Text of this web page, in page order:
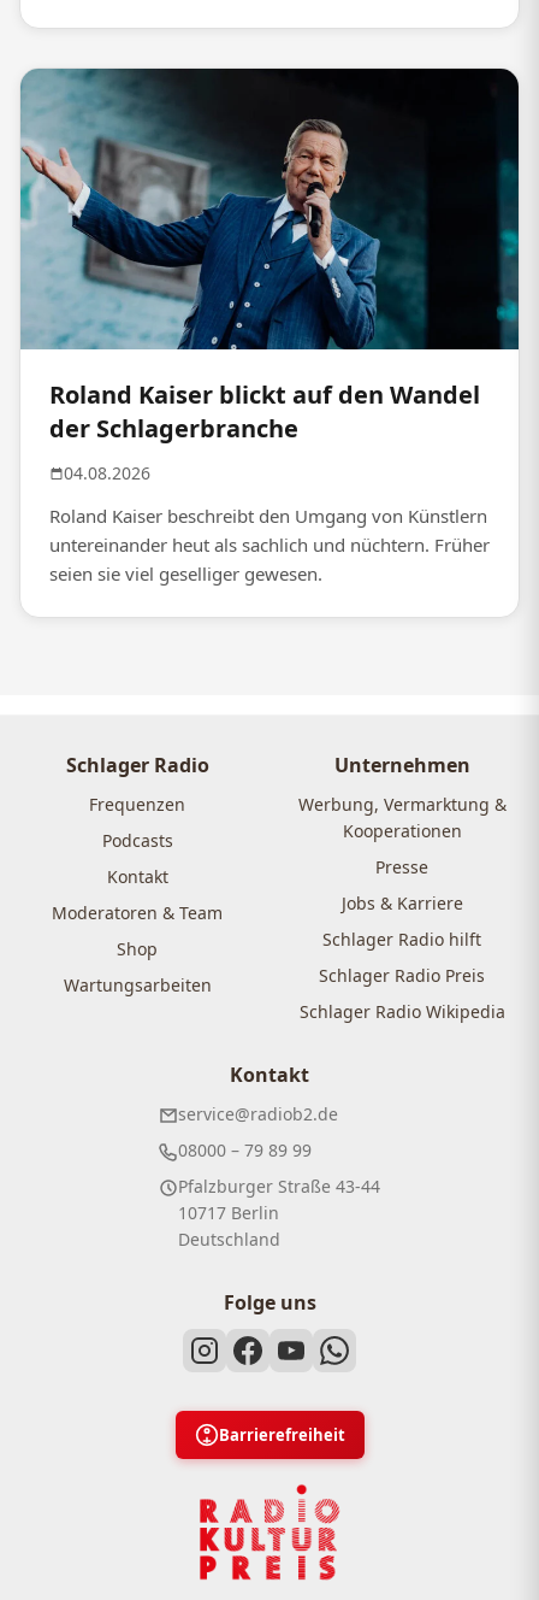
Roland Kaiser blickt auf den Wandel
der Schlagerbranche
04.08.2026
Roland Kaiser beschreibt den Umgang von Künstlern
untereinander heut als sachlich und nüchtern. Früher
seien sie viel geselliger gewesen.
Schlager Radio
Frequenzen
Podcasts
Kontakt
Moderatoren & Team
Shop
Wartungsarbeiten
Unternehmen
Werbung, Vermarktung &
Kooperationen
Presse
Jobs & Karriere
Schlager Radio hilft
Schlager Radio Preis
Schlager Radio Wikipedia
Kontakt
service@radiob2.de
08000 – 79 89 99
Pfalzburger Straße 43-44
10717 Berlin
Deutschland
Folge uns
Barrierefreiheit